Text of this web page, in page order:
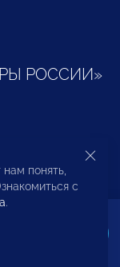
РОССИИ»
и
понять,
с
.